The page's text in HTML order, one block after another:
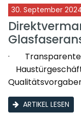
30. September
· Transparente
ARTIKEL LESEN